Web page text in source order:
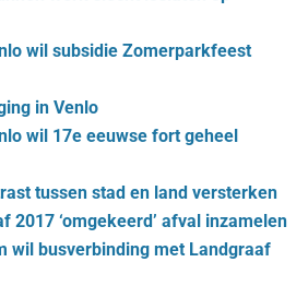
wil subsidie Zomerparkfeest
in Venlo
wil 17e eeuwse fort geheel
tussen stad en land versterken
2017 ‘omgekeerd’ afval inzamelen
wil busverbinding met Landgraaf